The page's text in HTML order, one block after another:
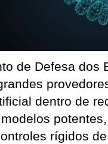
de Defesa dos
dentro de
rígidos